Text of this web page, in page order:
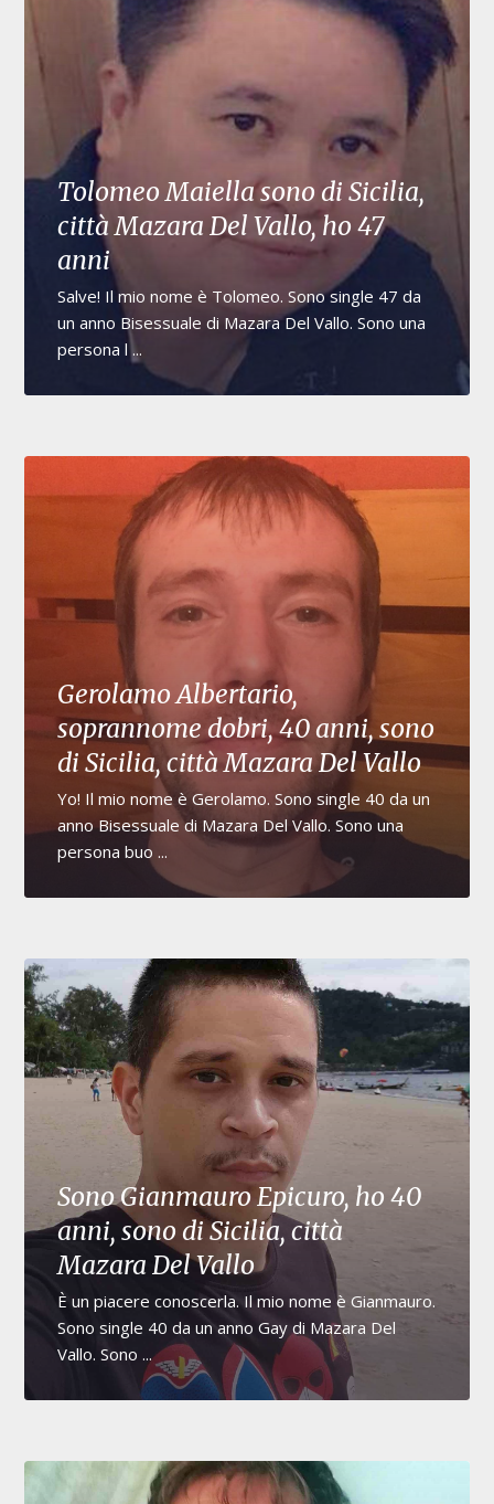
Tolomeo Maiella sono di Sicilia,
città Mazara Del Vallo, ho 47
anni
Salve! Il mio nome è Tolomeo. Sono single 47 da
un anno Bisessuale di Mazara Del Vallo. Sono una
persona l ...
Gerolamo Albertario,
soprannome dobri, 40 anni, sono
di Sicilia, città Mazara Del Vallo
Yo! Il mio nome è Gerolamo. Sono single 40 da un
anno Bisessuale di Mazara Del Vallo. Sono una
persona buo ...
Sono Gianmauro Epicuro, ho 40
anni, sono di Sicilia, città
Mazara Del Vallo
È un piacere conoscerla. Il mio nome è Gianmauro.
Sono single 40 da un anno Gay di Mazara Del
Vallo. Sono ...